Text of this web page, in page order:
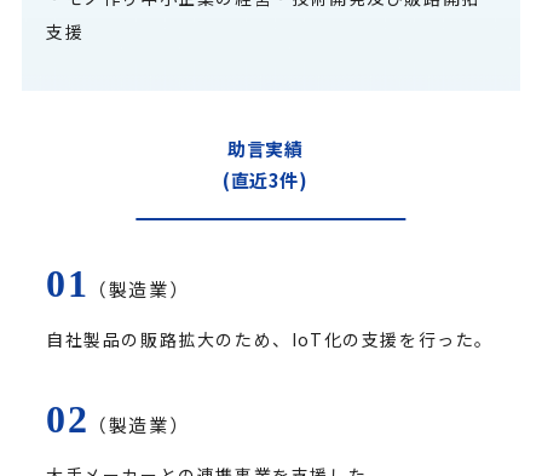
支援
助言実績
(直近3件)
（製造業）
自社製品の販路拡大のため、IoT化の支援を行った。
（製造業）